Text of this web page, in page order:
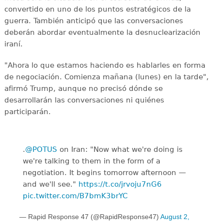
convertido en uno de los puntos estratégicos de la
guerra. También anticipó que las conversaciones
deberán abordar eventualmente la desnuclearización
iraní.
"Ahora lo que estamos haciendo es hablarles en forma
de negociación. Comienza mañana (lunes) en la tarde",
afirmó Trump, aunque no precisó dónde se
desarrollarán las conversaciones ni quiénes
participarán.
.@POTUS on Iran: "Now what we're doing is
we're talking to them in the form of a
negotiation. It begins tomorrow afternoon —
and we'll see." https://t.co/jrvoju7nG6
pic.twitter.com/B7bmK3brYC
— Rapid Response 47 (@RapidResponse47) August 2,